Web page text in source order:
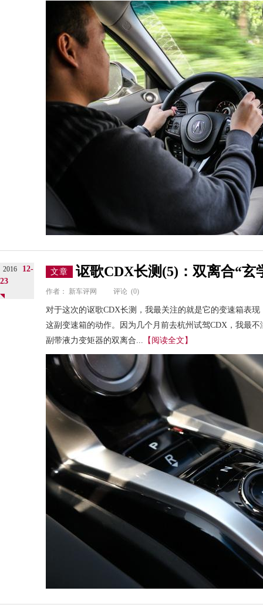
2016
12-
23
文章 讴歌CDX长测(5)：双离合“玄
作者： 新车评网 评论 (0)
对于这次的讴歌CDX长测，我最关注的就是它的变速箱表
这副变速箱的动作。因为几个月前去杭州试驾CDX，我最
副带液力变矩器的双离合... 【阅读全文】